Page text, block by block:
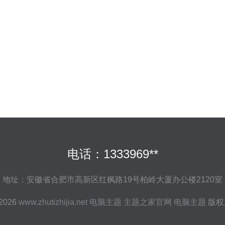
电话：1333969**
地址：安徽省合肥市高新区红枫路19号柏岭大厦办公楼2120室
www.zhutizhijia.net 电脑主题 主题之家官网 电脑主题 版